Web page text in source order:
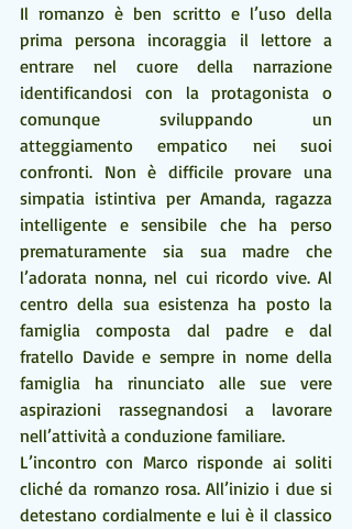
Il romanzo è ben scritto e l’uso della
prima persona incoraggia il lettore a
entrare nel cuore della narrazione
identificandosi con la protagonista o
comunque sviluppando un
atteggiamento empatico nei suoi
confronti. Non è difficile provare una
simpatia istintiva per Amanda, ragazza
intelligente e sensibile che ha perso
prematuramente sia sua madre che
l’adorata nonna, nel cui ricordo vive. Al
centro della sua esistenza ha posto la
famiglia composta dal padre e dal
fratello Davide e sempre in nome della
famiglia ha rinunciato alle sue vere
aspirazioni rassegnandosi a lavorare
nell’attività a conduzione familiare.
L’incontro con Marco risponde ai soliti
cliché da romanzo rosa. All’inizio i due si
detestano cordialmente e lui è il classico